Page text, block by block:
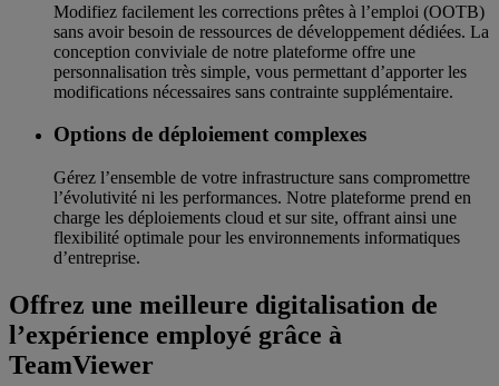
Modifiez facilement les corrections prêtes à l’emploi (OOTB)
sans avoir besoin de ressources de développement dédiées. La
conception conviviale de notre plateforme offre une
personnalisation très simple, vous permettant d’apporter les
modifications nécessaires sans contrainte supplémentaire.
Options de déploiement complexes
Gérez l’ensemble de votre infrastructure sans compromettre
l’évolutivité ni les performances. Notre plateforme prend en
charge les déploiements cloud et sur site, offrant ainsi une
flexibilité optimale pour les environnements informatiques
d’entreprise.
Offrez une meilleure digitalisation de
l’expérience employé grâce à
TeamViewer